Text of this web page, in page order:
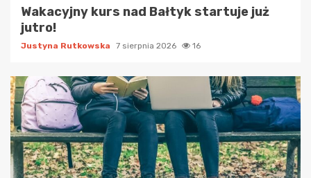
Wakacyjny kurs nad Bałtyk startuje już
jutro!
Justyna Rutkowska 7 sierpnia 2026 16